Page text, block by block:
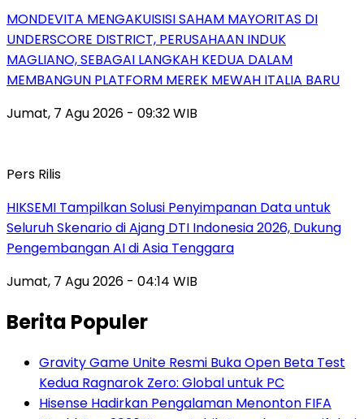
MONDEVITA MENGAKUISISI SAHAM MAYORITAS DI
UNDERSCORE DISTRICT, PERUSAHAAN INDUK
MAGLIANO, SEBAGAI LANGKAH KEDUA DALAM
MEMBANGUN PLATFORM MEREK MEWAH ITALIA BARU
Jumat, 7 Agu 2026 - 09:32 WIB
Pers Rilis
HIKSEMI Tampilkan Solusi Penyimpanan Data untuk
Seluruh Skenario di Ajang DTI Indonesia 2026, Dukung
Pengembangan AI di Asia Tenggara
Jumat, 7 Agu 2026 - 04:14 WIB
Berita Populer
Gravity Game Unite Resmi Buka Open Beta Test
Kedua Ragnarok Zero: Global untuk PC
Hisense Hadirkan Pengalaman Menonton FIFA